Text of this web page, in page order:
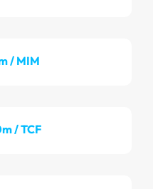
/ MIM
/ TCF